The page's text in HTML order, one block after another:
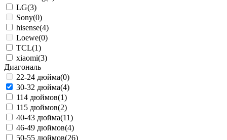
LG(3)
Sony(0)
hisense(4)
Loewe(0)
TCL(1)
xiaomi(3)
Диагональ
22-24 дюйма(0)
30-32 дюйма(4)
114 дюймов(1)
115 дюймов(2)
40-43 дюйма(11)
46-49 дюймов(4)
50-55 дюймов(26)